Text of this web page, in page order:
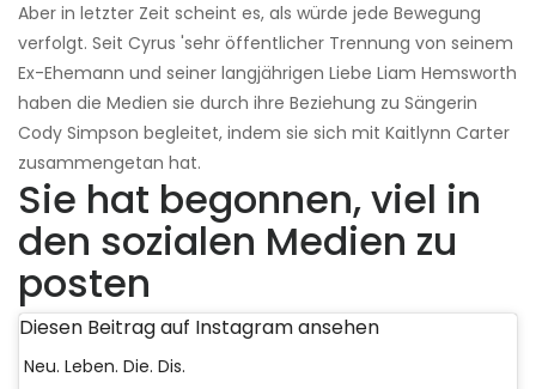
Aber in letzter Zeit scheint es, als würde jede Bewegung
verfolgt. Seit Cyrus 'sehr öffentlicher Trennung von seinem
Ex-Ehemann und seiner langjährigen Liebe Liam Hemsworth
haben die Medien sie durch ihre Beziehung zu Sängerin
Cody Simpson begleitet, indem sie sich mit Kaitlynn Carter
zusammengetan hat.
Sie hat begonnen, viel in
den sozialen Medien zu
posten
Diesen Beitrag auf Instagram ansehen
Neu. Leben. Die. Dis.